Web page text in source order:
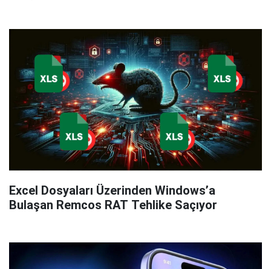
Excel Dosyaları Üzerinden Windows’a
Bulaşan Remcos RAT Tehlike Saçıyor